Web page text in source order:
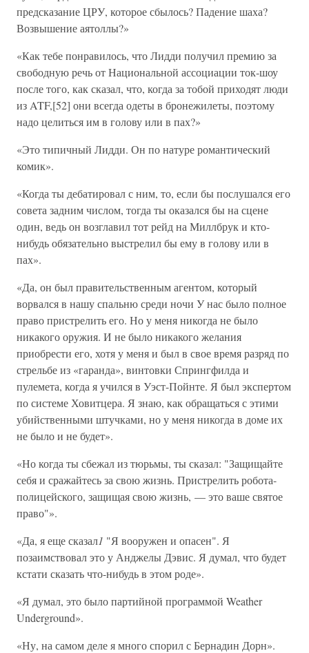
предсказание ЦРУ, которое сбылось? Падение шаха?
Возвышение аятоллы?»
«Как тебе понравилось, что Лидди получил премию за
свободную речь от Национальной ассоциации ток-шоу
после того, как сказал, что, когда за тобой приходят люди
из ATF,[52] они всегда одеты в бронежилеты, поэтому
надо целиться им в голову или в пах?»
«Это типичный Лидди. Он по натуре романтический
комик».
«Когда ты дебатировал с ним, то, если бы послушался его
совета задним числом, тогда ты оказался бы на сцене
один, ведь он возглавил тот рейд на Миллбрук и кто-
нибудь обязательно выстрелил бы ему в голову или в
пах».
«Да, он был правительственным агентом, который
ворвался в нашу спальню среди ночи У нас было полное
право пристрелить его. Но у меня никогда не было
никакого оружия. И не было никакого желания
приобрести его, хотя у меня и был в свое время разряд по
стрельбе из «гаранда», винтовки Спрингфилда и
пулемета, когда я учился в Уэст-Пойнте. Я был экспертом
по системе Ховитцера. Я знаю, как обращаться с этими
убийственными штучками, но у меня никогда в доме их
не было и не будет».
«Но когда ты сбежал из тюрьмы, ты сказал: "Защищайте
себя и сражайтесь за свою жизнь. Пристрелить робота-
полицейского, защищая свою жизнь, — это ваше святое
право"».
«Да, я еще сказал1 "Я вооружен и опасен". Я
позаимствовал это у Анджелы Дэвис. Я думал, что будет
кстати сказать что-нибудь в этом роде».
«Я думал, это было партийной программой Weather
Underground».
«Ну, на самом деле я много спорил с Бернадин Дорн».